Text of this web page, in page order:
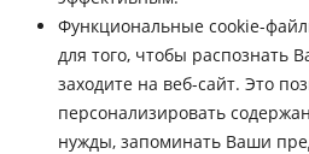
Функциональные cookie-
для того, чтобы распознать
заходите на веб-сайт. Это
персонализировать
нужды, запоминать Ваши